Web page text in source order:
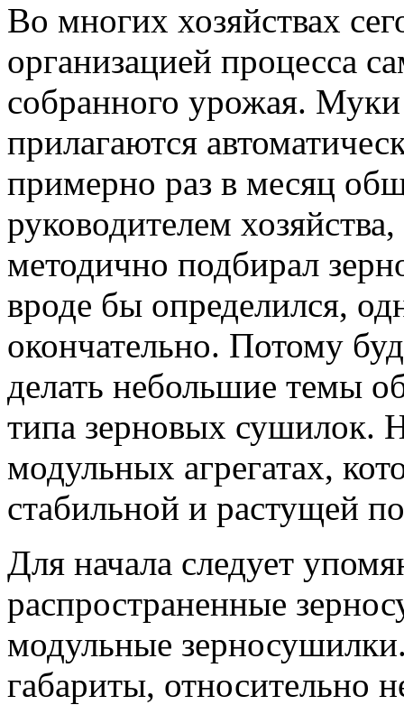
Во многих хозяйствах
организацией процесса
собранного урожая. Муки
прилагаются
примерно раз в месяц
руководителем
методично подбирал
вроде бы определился,
окончательно. Потому
делать небольшие темы
типа зерновых сушилок.
модульных агрегатах,
стабильной и растущей
Для начала следует
распространенные
модульные
габариты, относительно